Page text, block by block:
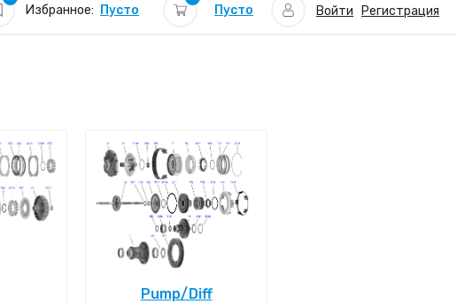
Избранное: Пусто Пусто Войти Регистрация
Pump/Diff